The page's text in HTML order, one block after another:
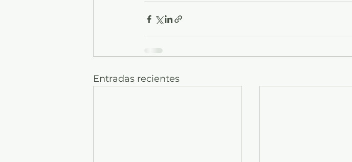
Entradas recientes